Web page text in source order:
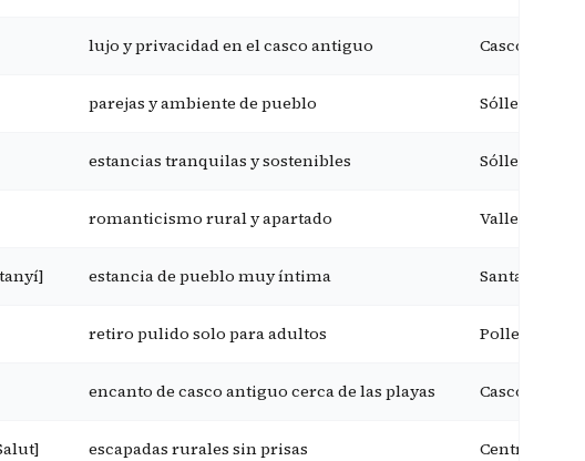
lujo y privacidad en el casco antiguo Casco
parejas y ambiente de pueblo Sóller
estancias tranquilas y sostenibles Sóller
romanticismo rural y apartado Valle de Sóller
estancia de pueblo muy íntima Santanyí
retiro pulido solo para adultos Pollença
encanto de casco antiguo cerca de las playas Casco
escapadas rurales sin prisas Centro de